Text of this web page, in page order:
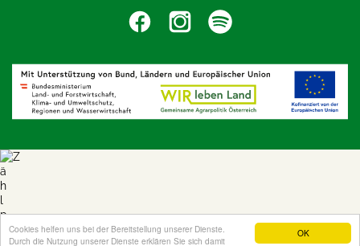
OK
Cookies helfen uns bei der Bereitstellung unserer Dienste.
Durch die Nutzung unserer Dienste erklären Sie sich damit